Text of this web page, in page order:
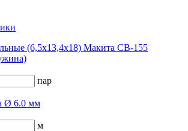
(6,5х13,4х18) Макита CB-155
пар
Ø 6.0 мм
м